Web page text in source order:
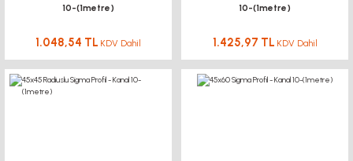
10-(1metre)
1.048,54 TL KDV Dahil
10-(1metre)
1.425,97 TL KDV Dahil